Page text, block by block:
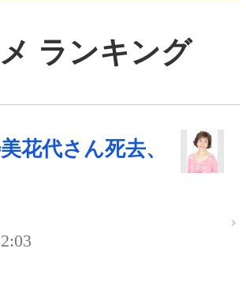
ランキング
花代さん死去、